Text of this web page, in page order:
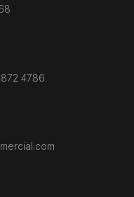
4786